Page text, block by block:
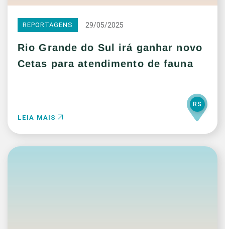
REPORTAGENS 29/05/2025
Rio Grande do Sul irá ganhar novo
Cetas para atendimento de fauna
LEIA MAIS
RS